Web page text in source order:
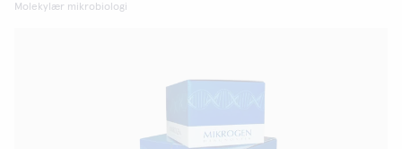
Molekylær mikrobiologi